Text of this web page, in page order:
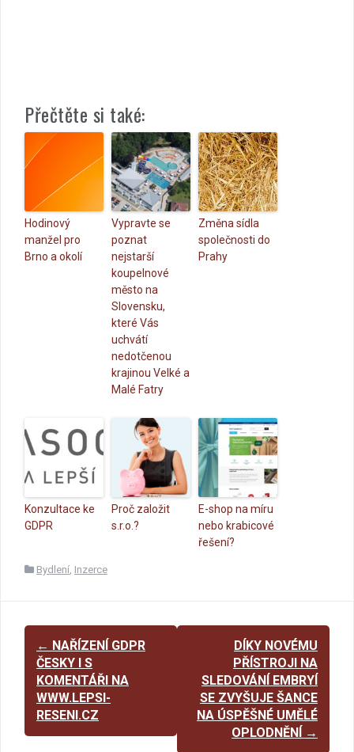
Přečtěte si také:
Hodinový
manžel pro
Brno a okolí
Vypravte se
poznat
nejstarší
koupelnové
město na
Slovensku,
které Vás
uchvátí
nedotčenou
krajinou Velké a
Malé Fatry
Změna sídla
společnosti do
Prahy
Konzultace ke
GDPR
Proč založit
s.r.o.?
E-shop na míru
nebo krabicové
řešení?
Bydlení, Inzerce
Post
navigation
← NAŘÍZENÍ GDPR
ČESKY I S
KOMENTÁŘI NA
WWW.LEPSI-
RESENI.CZ
DÍKY NOVÉMU
PŘÍSTROJI NA
SLEDOVÁNÍ EMBRYÍ
SE ZVYŠUJE ŠANCE
NA ÚSPĚŠNÉ UMĚLÉ
OPLODNĚNÍ
→